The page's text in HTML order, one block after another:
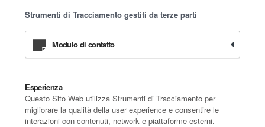
Strumenti di Tracciamento gestiti da terze parti
Modulo di contatto
Esperienza
Questo Sito Web utilizza Strumenti di Tracciamento per
migliorare la qualità della user experience e consentire le
interazioni con contenuti, network e piattaforme esterni.